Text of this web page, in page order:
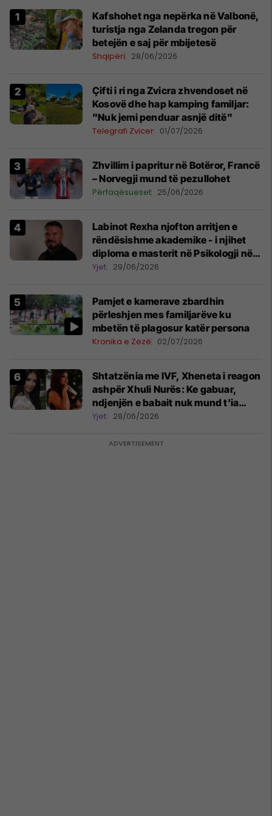
Kafshohet nga nepërka në Valbonë,
turistja nga Zelanda tregon për
betejën e saj për mbijetesë
Shqipëri 28/06/2026
Çifti i ri nga Zvicra zhvendoset në
Kosovë dhe hap kamping familjar:
"Nuk jemi penduar asnjë ditë"
Telegrafi Zvicer 01/07/2026
Zhvillim i papritur në Botëror, Francë
– Norvegji mund të pezullohet
Përfaqësueset 25/06/2026
Labinot Rexha njofton arritjen e
rëndësishme akademike - i njihet
diploma e masterit në Psikologji në
Zvicër
Yjet 29/06/2026
Pamjet e kamerave zbardhin
përleshjen mes familjarëve ku
mbetën të plagosur katër persona
Kronika e Zezë 02/07/2026
Shtatzënia me IVF, Xheneta i reagon
ashpër Xhuli Nurës: Ke gabuar,
ndjenjën e babait nuk mund t'ia
plotësosh kurrë
Yjet 28/06/2026